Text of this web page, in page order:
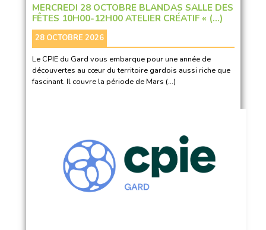
MERCREDI 28 OCTOBRE BLANDAS SALLE DES
FÊTES 10H00-12H00 ATELIER CRÉATIF « (…)
28 OCTOBRE 2026
Le CPIE du Gard vous embarque pour une année de
découvertes au cœur du territoire gardois aussi riche que
fascinant. Il couvre la période de Mars (…)